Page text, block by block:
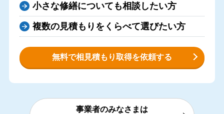
小さな修繕についても相談したい方
複数の見積もりをくらべて選びたい方
無料で相見積もり取得を依頼する
事業者のみなさまは